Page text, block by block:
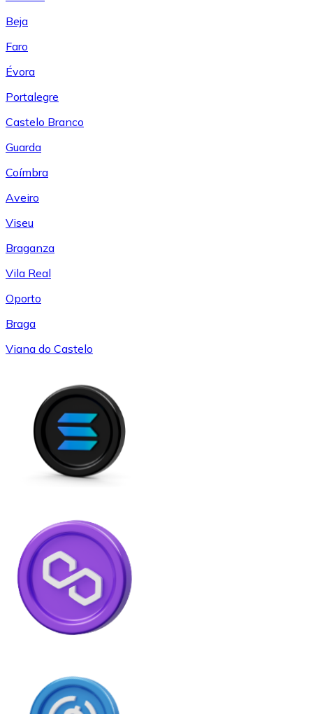
Beja
Faro
Évora
Portalegre
Castelo Branco
Guarda
Coímbra
Aveiro
Viseu
Braganza
Vila Real
Oporto
Braga
Viana do Castelo